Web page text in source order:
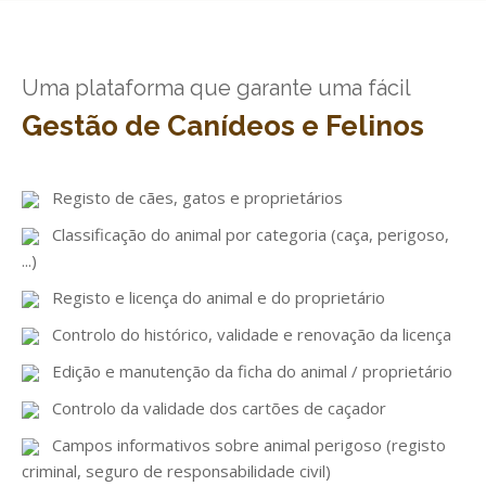
GESElevador
GESEscola
GESFeira
GESInventário
GESLicenciamento
Submeter SAFT
Uma plataforma que garante uma fácil
Gestão de Canídeos e Felinos
Registo de cães, gatos e proprietários
Classificação do animal por categoria (caça, perigoso,
...)
Registo e licença do animal e do proprietário
Controlo do histórico, validade e renovação da licença
Edição e manutenção da ficha do animal / proprietário
Controlo da validade dos cartões de caçador
Campos informativos sobre animal perigoso (registo
criminal, seguro de responsabilidade civil)